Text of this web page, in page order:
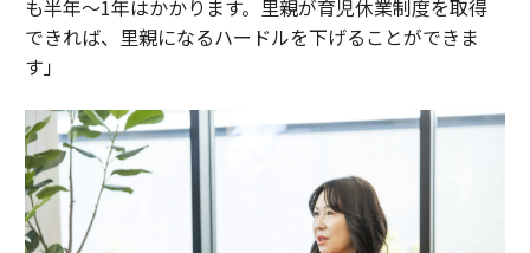
も半年～1年はかかります。里親が育児休業制度を取得
できれば、里親になるハードルを下げることができま
す」